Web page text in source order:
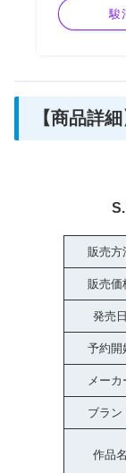
駿
【商品詳
販売
販売価
発売日
予約開
メーカ
ブラン
作品名